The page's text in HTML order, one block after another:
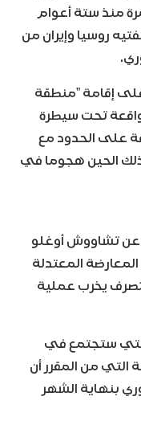
منذ ستة أعوام
روسيا وإيران من
إقامة ”منطقة
تحت سيطرة
على الحدود مع
ذلك الحين هجوما في
عن تشاووش أوغلو
المعتدلة
يخرب عملية
التي ستجتمع في
التي من المقرر أن
بنهاية الشهر